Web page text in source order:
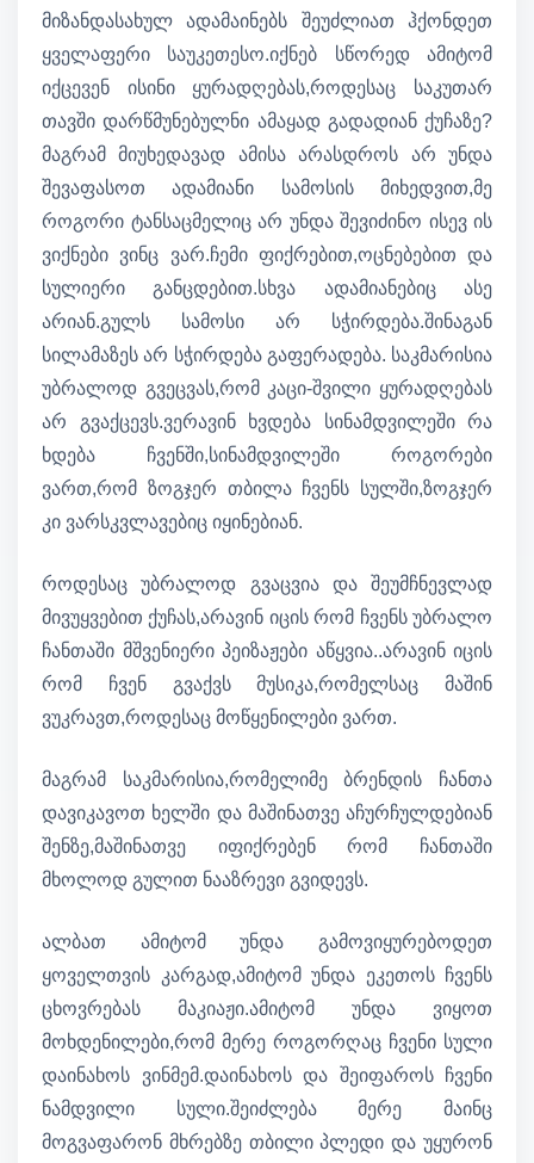
მიზანდასახულ ადამაინებს შეუძლიათ ჰქონდეთ
ყველაფერი საუკეთესო.იქნებ სწორედ ამიტომ
იქცევენ ისინი ყურადღებას,როდესაც საკუთარ
თავში დარწმუნებულნი ამაყად გადადიან ქუჩაზე?
მაგრამ მიუხედავად ამისა არასდროს არ უნდა
შევაფასოთ ადამიანი სამოსის მიხედვით,მე
როგორი ტანსაცმელიც არ უნდა შევიძინო ისევ ის
ვიქნები ვინც ვარ.ჩემი ფიქრებით,ოცნებებით და
სულიერი განცდებით.სხვა ადამიანებიც ასე
არიან.გულს სამოსი არ სჭირდება.შინაგან
სილამაზეს არ სჭირდება გაფერადება. საკმარისია
უბრალოდ გვეცვას,რომ კაცი-შვილი ყურადღებას
არ გვაქცევს.ვერავინ ხვდება სინამდვილეში რა
ხდება ჩვენში,სინამდვილეში როგორები
ვართ,რომ ზოგჯერ თბილა ჩვენს სულში,ზოგჯერ
კი ვარსკვლავებიც იყინებიან.
როდესაც უბრალოდ გვაცვია და შეუმჩნევლად
მივუყვებით ქუჩას,არავინ იცის რომ ჩვენს უბრალო
ჩანთაში მშვენიერი პეიზაჟები აწყვია..არავინ იცის
რომ ჩვენ გვაქვს მუსიკა,რომელსაც მაშინ
ვუკრავთ,როდესაც მოწყენილები ვართ.
მაგრამ საკმარისია,რომელიმე ბრენდის ჩანთა
დავიკავოთ ხელში და მაშინათვე აჩურჩულდებიან
შენზე,მაშინათვე იფიქრებენ რომ ჩანთაში
მხოლოდ გულით ნააზრევი გვიდევს.
ალბათ ამიტომ უნდა გამოვიყურებოდეთ
ყოველთვის კარგად,ამიტომ უნდა ეკეთოს ჩვენს
ცხოვრებას მაკიაჟი.ამიტომ უნდა ვიყოთ
მოხდენილები,რომ მერე როგორღაც ჩვენი სული
დაინახოს ვინმემ.დაინახოს და შეიფაროს ჩვენი
ნამდვილი სული.შეიძლება მერე მაინც
მოგვაფარონ მხრებზე თბილი პლედი და უყურონ